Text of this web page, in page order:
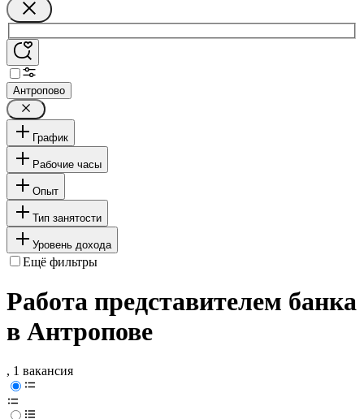
Антропово
График
Рабочие часы
Опыт
Тип занятости
Уровень дохода
Ещё фильтры
Работа представителем банка
в Антропове
, 1 вакансия